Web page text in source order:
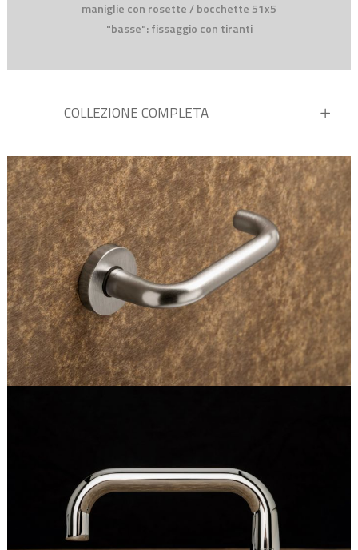
maniglie con rosette / bocchette 51x5
"basse": fissaggio con tiranti
COLLEZIONE COMPLETA